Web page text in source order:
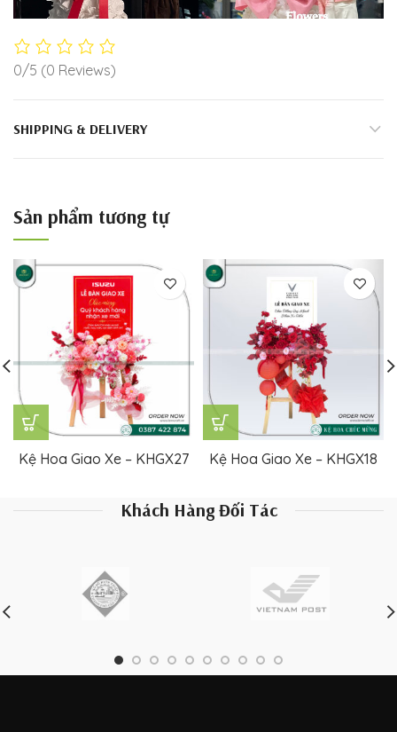
0/5 (0 Reviews)
SHIPPING & DELIVERY
Sản phẩm tương tự
Kệ Hoa Giao Xe – KHGX27 Kệ Hoa Giao Xe – KHGX18
Khách Hàng Đối Tác